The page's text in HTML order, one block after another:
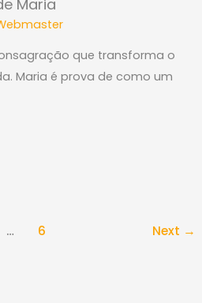
Maria
que transforma o
Maria é prova de como um
… 6 Next →